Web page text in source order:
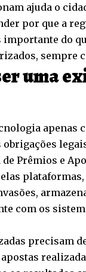
ajuda o
por que a
do
sempre
uma
apenas
Prêmios e
com os
precisam